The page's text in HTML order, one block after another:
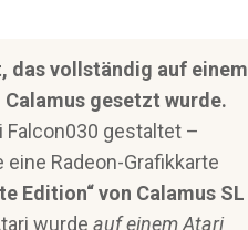
das vollständig auf einem
gesetzt wurde.
Falcon030 gestaltet –
Radeon-Grafikkarte
Edition“ von Calamus SL
wurde auf einem Atari